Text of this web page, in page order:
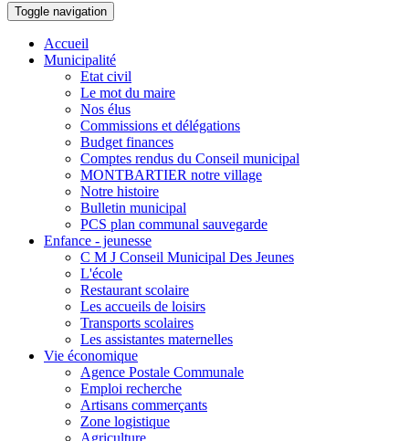
Toggle navigation
Accueil
Municipalité
Etat civil
Le mot du maire
Nos élus
Commissions et délégations
Budget finances
Comptes rendus du Conseil municipal
MONTBARTIER notre village
Notre histoire
Bulletin municipal
PCS plan communal sauvegarde
Enfance - jeunesse
C M J Conseil Municipal Des Jeunes
L'école
Restaurant scolaire
Les accueils de loisirs
Transports scolaires
Les assistantes maternelles
Vie économique
Agence Postale Communale
Emploi recherche
Artisans commerçants
Zone logistique
Agriculture